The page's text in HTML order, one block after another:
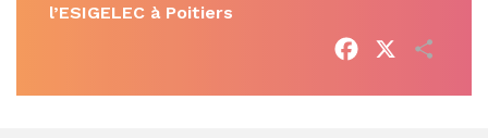
l’ESIGELEC à Poitiers
Facebook